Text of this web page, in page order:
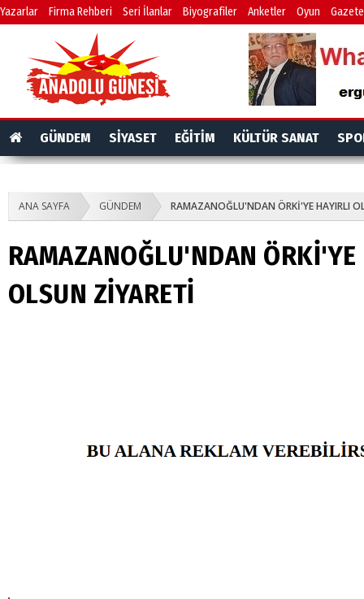
Yazarlar Firma Rehberi Seri İlanlar Biyografiler Anketler Oyun
GÜNDEM SİYASET EĞİTİM KÜLTÜR SANAT
ANA SAYFA GÜNDEM RAMAZANOĞLU'NDAN ÖRKİ'YE HAYIRLI
RAMAZANOĞLU'NDAN
OLSUN ZİYARETİ